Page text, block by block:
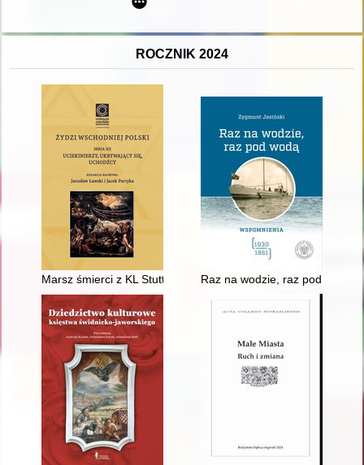
ROCZNIK 2024
Marsz śmierci z KL Stutthof : opisy polskie i kaszubskie
Raz na wodzie, raz pod wodą